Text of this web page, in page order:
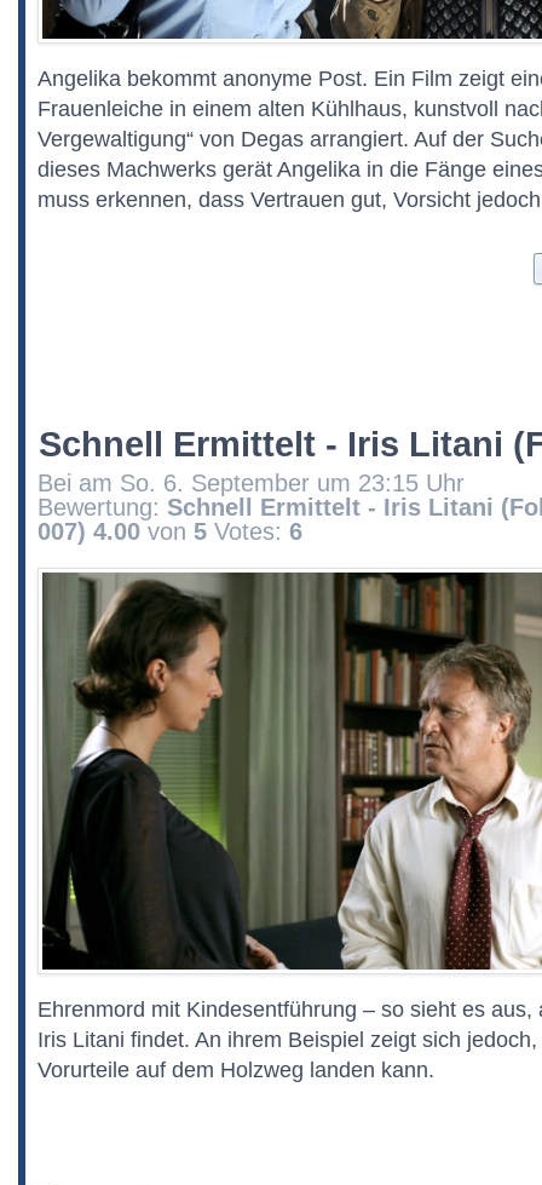
Angelika bekommt anonyme Post. Ein Film zeigt
Frauenleiche in einem alten Kühlhaus, kunstvoll
Vergewaltigung“ von Degas arrangiert. Auf der
dieses Machwerks gerät Angelika in die Fänge
muss erkennen, dass Vertrauen gut, Vorsicht
Schnell Ermittelt - Iris Litani
Bei am So. 6. September um 23:15 Uhr
Bewertung: Schnell Ermittelt - Iris Litani
007) 4.00 von 5 Votes: 6
Ehrenmord mit Kindesentführung – so sieht es
Iris Litani findet. An ihrem Beispiel zeigt sich
Vorurteile auf dem Holzweg landen kann.